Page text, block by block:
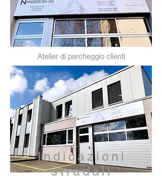
Atelier di parcheggio clienti
Indicazioni
stradali